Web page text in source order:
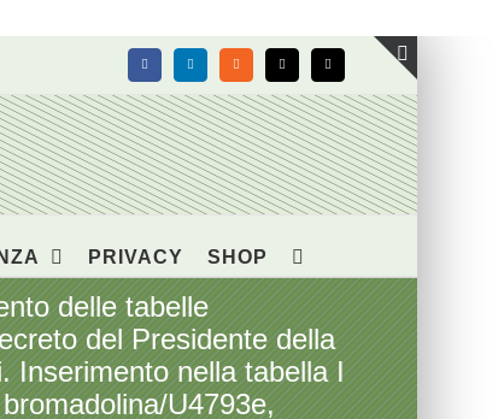
FacebookLinkedIn Rss X Email
PRIVACY SHOP
delle tabelle
del Presidente della
Inserimento nella tabella I
U4793e,
Toggle
area
barra
scorrevole